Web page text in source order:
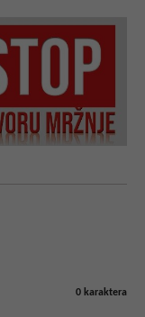
0 karaktera